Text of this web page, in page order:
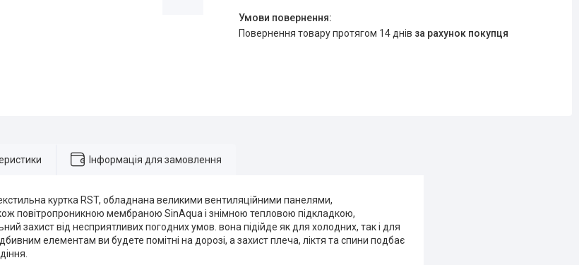
повернення товару протягом 14 днів за рахунок покупця
Інформація для замовлення
куртка RST, обладнана великими вентиляційними панелями,
повітропроникною мембраною SinAqua і знімною тепловою підкладкою,
захист від несприятливих погодних умов. вона підійде як для холодних, так і для
елементам ви будете помітні на дорозі, а захист плеча, ліктя та спини подбає